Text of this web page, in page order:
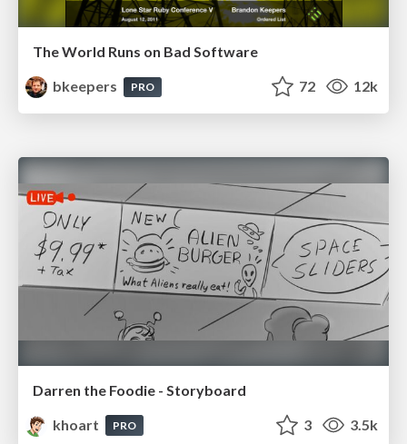
The World Runs on Bad Software
bkeepers
PRO 72 12k
Darren the Foodie - Storyboard
khoart
PRO 3 3.5k